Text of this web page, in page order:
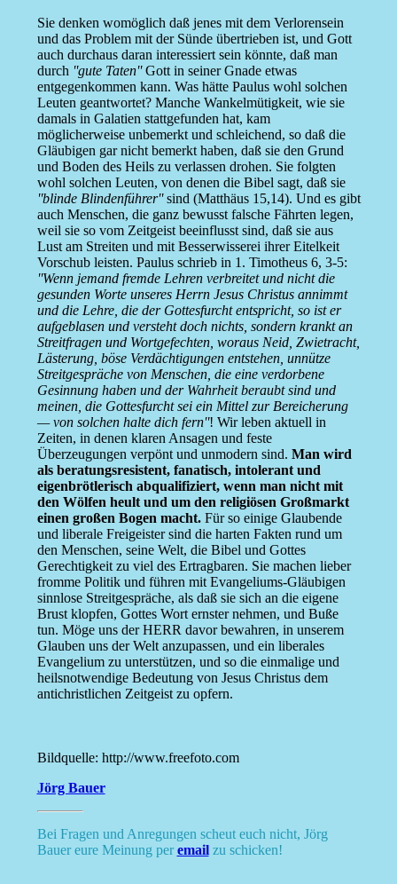
Sie denken womöglich daß jenes mit dem Verlorensein
und das Problem mit der Sünde übertrieben ist, und Gott
auch durchaus daran interessiert sein könnte, daß man
durch ''gute Taten''Gott in seiner Gnade etwas
entgegenkommen kann. Was hätte Paulus wohl solchen
Leuten geantwortet? Manche Wankelmütigkeit, wie sie
damals in Galatien stattgefunden hat, kam
möglicherweise unbemerkt und schleichend, so daß die
Gläubigen gar nicht bemerkt haben, daß sie den Grund
und Boden des Heils zu verlassen drohen. Sie folgten
wohl solchen Leuten, von denen die Bibel sagt, daß sie
''blinde Blindenführer''sind (Matthäus 15,14). Und es gibt
auch Menschen, die ganz bewusst falsche Fährten legen,
weil sie so vom Zeitgeist beeinflusst sind, daß sie aus
Lust am Streiten und mit Besserwisserei ihrer Eitelkeit
Vorschub leisten. Paulus schrieb in 1. Timotheus 6, 3-5:
''Wenn jemand fremde Lehren verbreitet und nicht die
gesunden Worte unseres Herrn Jesus Christus annimmt
und die Lehre, die der Gottesfurcht entspricht, so ist er
aufgeblasen und versteht doch nichts, sondern krankt an
Streitfragen und Wortgefechten, woraus Neid, Zwietracht,
Lästerung, böse Verdächtigungen entstehen, unnütze
Streitgespräche von Menschen, die eine verdorbene
Gesinnung haben und der Wahrheit beraubt sind und
meinen, die Gottesfurcht sei ein Mittel zur Bereicherung
— von solchen halte dich fern''! Wir leben aktuell in
Zeiten, in denen klaren Ansagen und feste
Überzeugungen verpönt und unmodern sind. Man wird
als beratungsresistent, fanatisch, intolerant und
eigenbrötlerisch abqualifiziert, wenn man nicht mit
den Wölfen heult und um den religiösen Großmarkt
einen großen Bogen macht.Für so einige Glaubende
und liberale Freigeister sind die harten Fakten rund um
den Menschen, seine Welt, die Bibel und Gottes
Gerechtigkeit zu viel des Ertragbaren. Sie machen lieber
fromme Politik und führen mit Evangeliums-Gläubigen
sinnlose Streitgespräche, als daß sie sich an die eigene
Brust klopfen, Gottes Wort ernster nehmen, und Buße
tun. Möge uns der HERR davor bewahren, in unserem
Glauben uns der Welt anzupassen, und ein liberales
Evangelium zu unterstützen, und so die einmalige und
heilsnotwendige Bedeutung von Jesus Christus dem
antichristlichen Zeitgeist zu opfern.
Bildquelle: http://www.freefoto.com
Jörg Bauer
Bei Fragen und Anregungen scheut euch nicht, Jörg
Bauer eure Meinung peremailzu schicken!